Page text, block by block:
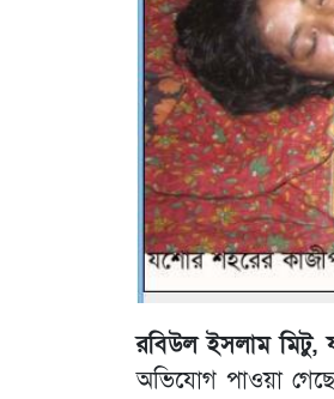
রবিউল ইসলাম মিটু,
অভিযোগ পাওয়া